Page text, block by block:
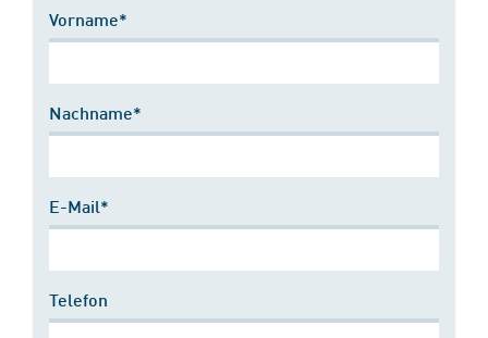
Vorname*
Nachname*
E-Mail*
Telefon